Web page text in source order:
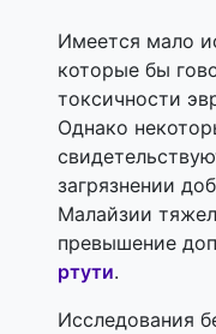
Имеется мало
которые бы
токсичности
Однако
загрязнении
Малайзии
превышение
ртути.
Исследования